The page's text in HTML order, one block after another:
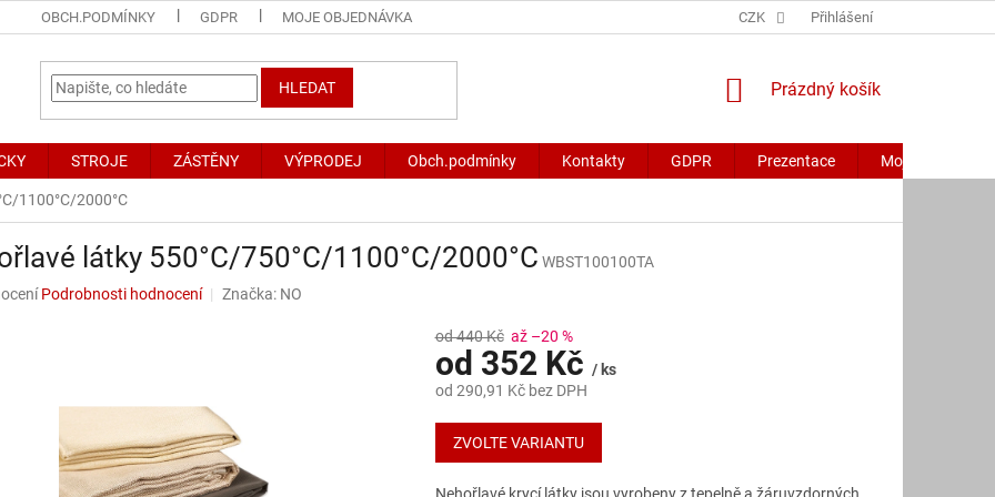
OBCH.PODMÍNKY GDPR MOJE OBJEDNÁVKA CZK Přihlášení
HLEDAT
NÁKUPNÍ
Prázdný košík
STROJE ZÁSTĚNY VÝPRODEJ Obch.podmínky Kontakty GDPR Prezentace Moje
1100°C/2000°C
látky 550°C/750°C/1100°C/2000°C WBST100100TA
Podrobnosti hodnocení Značka: NO
od 440 Kč až –20 %
od 352 Kč / ks
od 290,91 Kčbez DPH
Měrná
cena:
ZVOLTE VARIANTU